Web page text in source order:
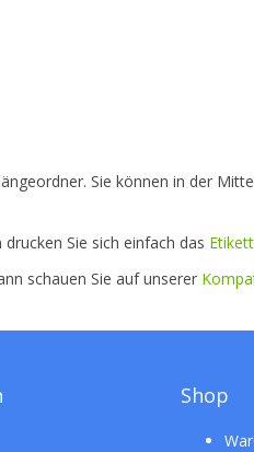
Sie können in der
Sie sich einfach das
schauen Sie auf unserer
Shop